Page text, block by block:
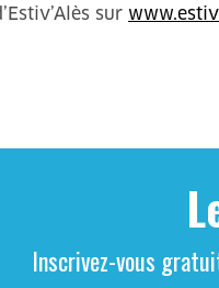
sur
Inscrivez-vous